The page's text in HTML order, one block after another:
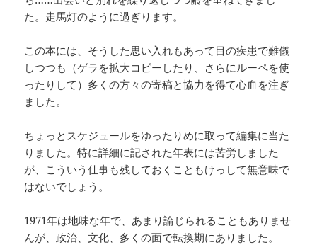
た。走馬灯のように過ぎります。
この本には、そうした思い入れもあって目の疾患で難儀
しつつも（ゲラを拡大コピーしたり、さらにルーペを使
ったりして）多くの方々の寄稿と協力を得て心血を注ぎ
ました。
ちょっとスケジュールをゆったりめに取って編集に当た
りました。特に詳細に記された年表には苦労しました
が、こういう仕事も残しておくこともけっして無意味で
はないでしょう。
1971年は地味な年で、あまり論じられることもありませ
んが、政治、文化、多くの面で転換期にありました。